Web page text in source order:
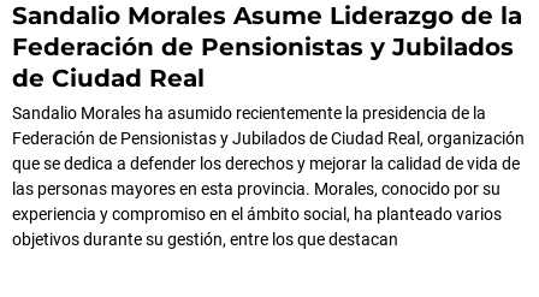
Sandalio Morales Asume Liderazgo de la
Federación de Pensionistas y Jubilados
de Ciudad Real
Sandalio Morales ha asumido recientemente la presidencia de la
Federación de Pensionistas y Jubilados de Ciudad Real, organización
que se dedica a defender los derechos y mejorar la calidad de vida de
las personas mayores en esta provincia. Morales, conocido por su
experiencia y compromiso en el ámbito social, ha planteado varios
objetivos durante su gestión, entre los que destacan